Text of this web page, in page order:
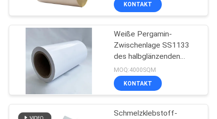
QUALITÄTSKONTROLLE
TRETEN
UNS
Thermopapier-
Aufkleber-Material
11
KONTAKT
Weiße Pergamin-
Zwischenlage SS1133
des halbglänzenden
super starken klebenden
Kleber-80G
MOQ:4000SQM
KONTAKT
Schmelzklebstoff-